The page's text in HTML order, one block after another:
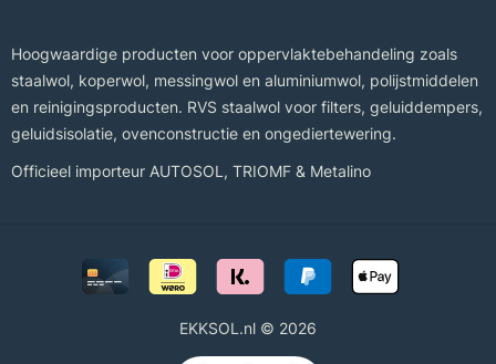
Hoogwaardige producten voor oppervlaktebehandeling zoals
staalwol, koperwol, messingwol en aluminiumwol, polijstmiddelen
en reinigingsproducten. RVS staalwol voor filters, geluiddempers,
geluidsisolatie, ovenconstructie en ongediertewering.
Officieel importeur AUTOSOL , TRIOMF & Metalino
EKKSOL.nl © 2026